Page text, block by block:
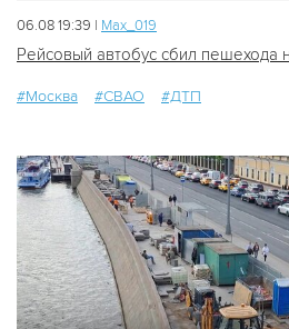
06.08 19:39 | Мах_019
Рейсовый автобус сбил пешехода
#Москва #СВАО #ДТП